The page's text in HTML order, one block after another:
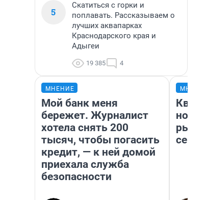
5
Скатиться с горки и
поплавать. Рассказываем о
лучших аквапарках
Краснодарского края и
Адыгеи
19 385 4
МНЕНИЕ
Мой банк меня
бережет. Журналист
хотела снять 200
тысяч, чтобы погасить
кредит, — к ней домой
приехала служба
безопасности
но